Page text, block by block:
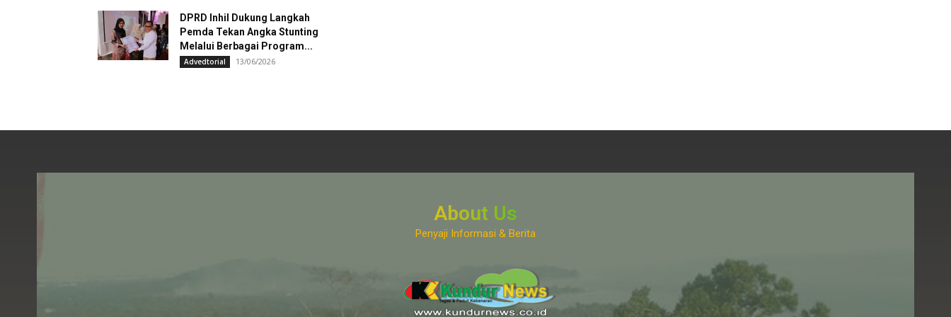
DPRD Inhil Dukung Langkah
Pemda Tekan Angka Stunting
Melalui Berbagai Program...
Advedtorial 13/06/2026
About Us
Penyaji Informasi & Berita
www.kundurnews.co.id